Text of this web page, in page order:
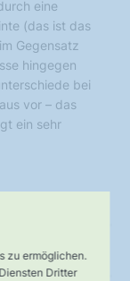
zu ermöglichen.
Dritter
eine
(das ist das
Gegensatz
hingegen
bei
vor – das
ein sehr